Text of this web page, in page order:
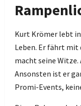
Kurt Krömer lebt
Leben. Er fährt mit
macht seine Witze.
Ansonsten ist er
Promi-Events,